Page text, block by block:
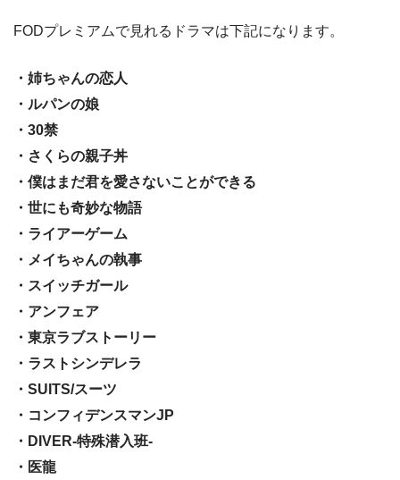
FODプレミアムで見れるドラマは下記になります。
・姉ちゃんの恋人
・ルパンの娘
・30禁
・さくらの親子丼
・僕はまだ君を愛さないことができる
・世にも奇妙な物語
・ライアーゲーム
・メイちゃんの執事
・スイッチガール
・アンフェア
・東京ラブストーリー
・ラストシンデレラ
・SUITS/スーツ
・コンフィデンスマンJP
・DIVER-特殊潜入班-
・医龍